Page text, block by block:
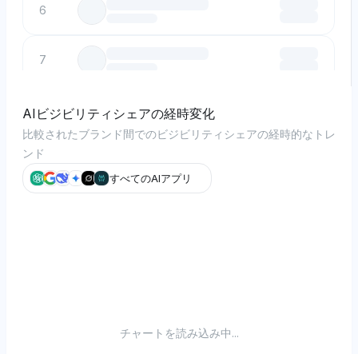
6
7
8
9
AIビジビリティシェアの経時変化
比較されたブランド間でのビジビリティシェアの経時的なトレ
ンド
すべてのAIアプリ
チャートを読み込み中...